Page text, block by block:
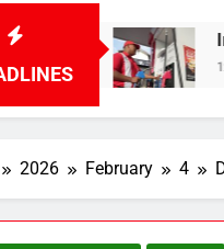
Insiden
12 Hours Ago
2026 February 4